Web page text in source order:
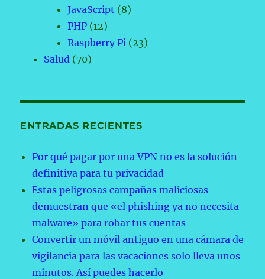
JavaScript (8)
PHP (12)
Raspberry Pi (23)
Salud (70)
ENTRADAS RECIENTES
Por qué pagar por una VPN no es la solución
definitiva para tu privacidad
Estas peligrosas campañas maliciosas
demuestran que «el phishing ya no necesita
malware» para robar tus cuentas
Convertir un móvil antiguo en una cámara de
vigilancia para las vacaciones solo lleva unos
minutos. Así puedes hacerlo